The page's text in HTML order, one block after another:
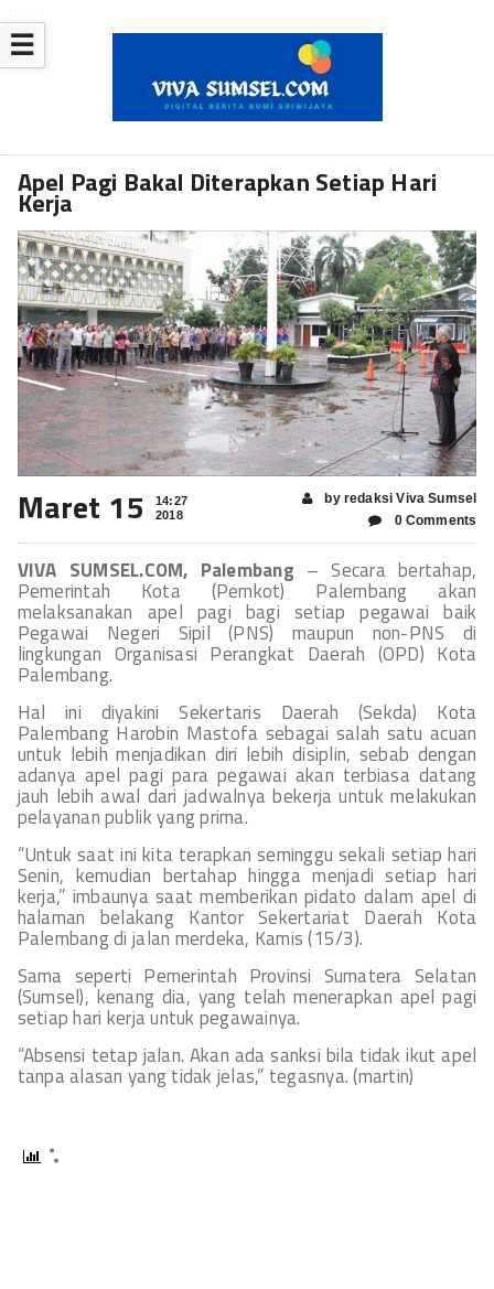
☰
Apel Pagi Bakal Diterapkan Setiap Hari
Kerja
Maret 15
14:27
2018
by redaksi Viva Sumsel
0 Comments
VIVA SUMSEL.COM, Palembang – Secara bertahap,
Pemerintah Kota (Pemkot) Palembang akan
melaksanakan apel pagi bagi setiap pegawai baik
Pegawai Negeri Sipil (PNS) maupun non-PNS di
lingkungan Organisasi Perangkat Daerah (OPD) Kota
Palembang.
Hal ini diyakini Sekertaris Daerah (Sekda) Kota
Palembang Harobin Mastofa sebagai salah satu acuan
untuk lebih menjadikan diri lebih disiplin, sebab dengan
adanya apel pagi para pegawai akan terbiasa datang
jauh lebih awal dari jadwalnya bekerja untuk melakukan
pelayanan publik yang prima.
“Untuk saat ini kita terapkan seminggu sekali setiap hari
Senin, kemudian bertahap hingga menjadi setiap hari
kerja,” imbaunya saat memberikan pidato dalam apel di
halaman belakang Kantor Sekertariat Daerah Kota
Palembang di jalan merdeka, Kamis (15/3).
Sama seperti Pemerintah Provinsi Sumatera Selatan
(Sumsel), kenang dia, yang telah menerapkan apel pagi
setiap hari kerja untuk pegawainya.
“Absensi tetap jalan. Akan ada sanksi bila tidak ikut apel
tanpa alasan yang tidak jelas,” tegasnya. (martin)